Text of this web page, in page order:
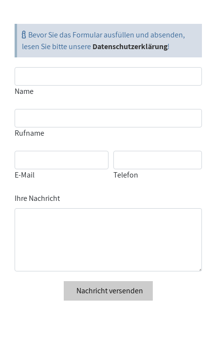
Bevor Sie das Formular ausfüllen und absenden,
lesen Sie bitte unsereDatenschutzerklärung!
Name
Rufname
E-Mail Telefon
Ihre Nachricht
Nachricht versenden